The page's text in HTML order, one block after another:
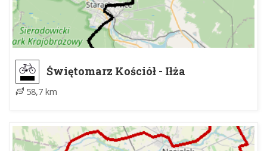
Świętomarz Kościół - Iłża
58,7 km